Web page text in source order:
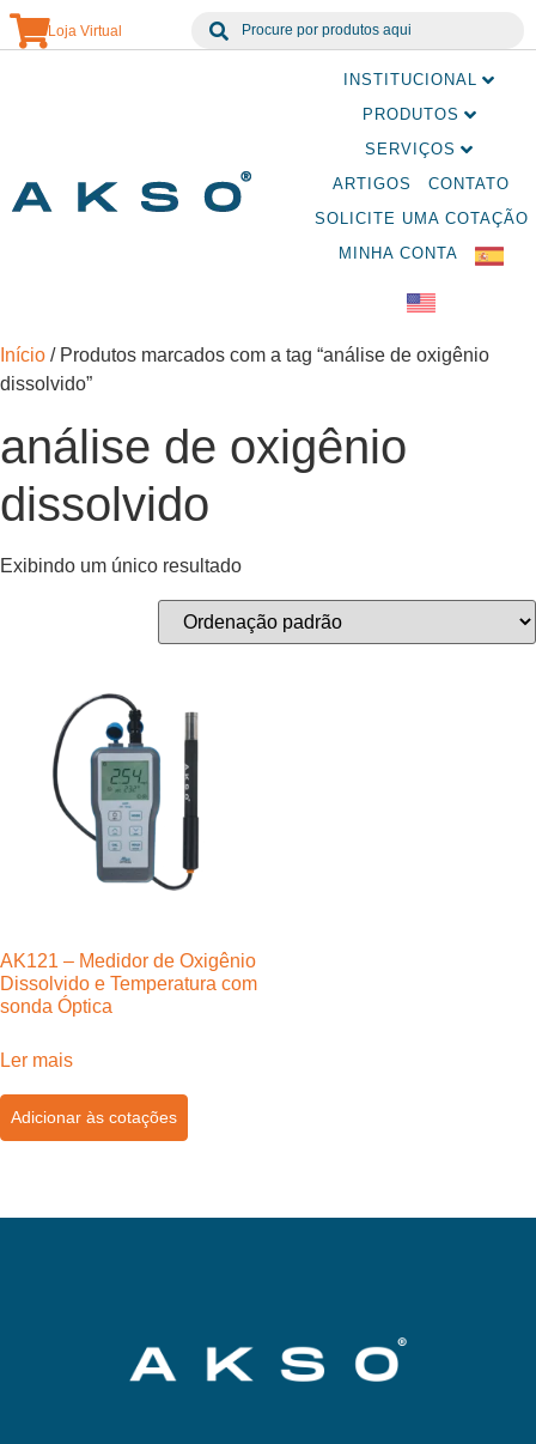
Loja Virtual
INSTITUCIONAL
PRODUTOS
SERVIÇOS
ARTIGOS
CONTATO
SOLICITE UMA COTAÇÃO
MINHA CONTA
Início / Produtos marcados com a tag “análise de oxigênio
dissolvido”
análise de oxigênio
dissolvido
Exibindo um único resultado
AK121 – Medidor de Oxigênio
Dissolvido e Temperatura com
sonda Óptica
Ler mais
Adicionar às cotações